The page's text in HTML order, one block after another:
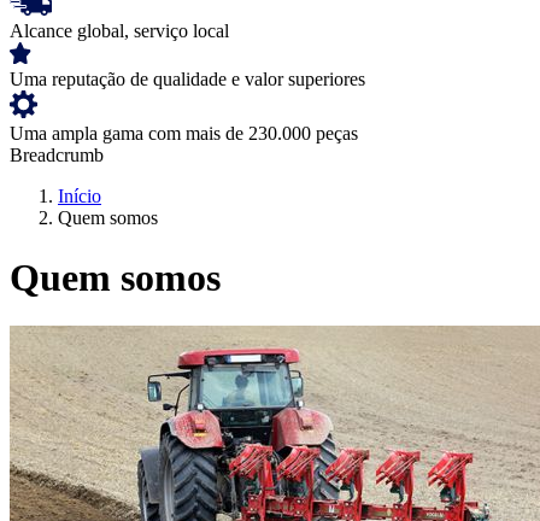
Alcance global, serviço local
Uma reputação de qualidade e valor superiores
Uma ampla gama com mais de 230.000 peças
Breadcrumb
Início
Quem somos
Quem somos